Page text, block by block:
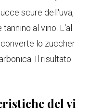
scure dell'uva,
al vino. L'al
lo zuccher
Il risultato
del vi